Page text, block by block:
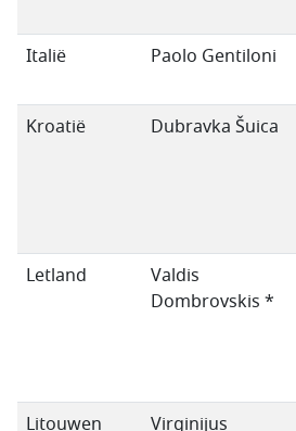
Italië
Paolo Gentiloni
Kroatië
Dubravka Šuica
Letland
Valdis
Dombrovskis *
Litouwen
Virginijus